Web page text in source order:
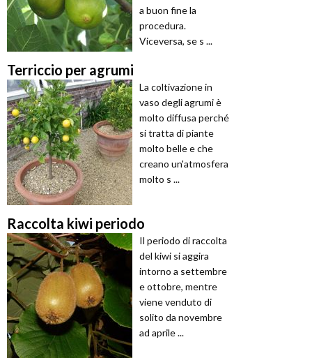
a buon fine la
procedura.
Viceversa, se s ...
Terriccio per agrumi
La coltivazione in
vaso degli agrumi è
molto diffusa perché
si tratta di piante
molto belle e che
creano un'atmosfera
molto s ...
Raccolta kiwi periodo
Il periodo di raccolta
del kiwi si aggira
intorno a settembre
e ottobre, mentre
viene venduto di
solito da novembre
ad aprile ...